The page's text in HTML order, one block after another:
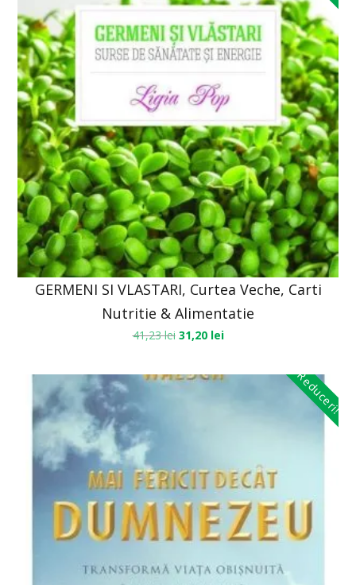
GERMENI SI VLASTARI, Curtea Veche, Carti
Nutritie & Alimentatie
41,23lei 31,20 lei
Reduceri!